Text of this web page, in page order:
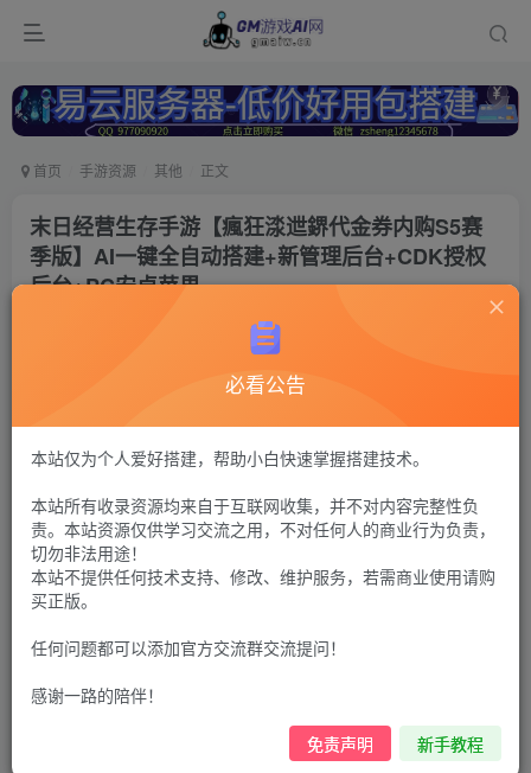
首页 手游资源 其他 正文
末日经营生存手游【瘋狂渁迣鎅代金券内购S5赛
季版】AI一键全自动搭建+新管理后台+CDK授权
后台+PC安卓苹果
疯狂水世界
下IP）【注：建议用腾讯云或者易云搭建，其他服务器的导致问题
自行解决，搭建出来后进不去游戏联系Q群---736021860---GM游戏
AI网---管理员《易云服务器-https://123.yxjs.ltd/cart》。】
30 限时特惠
个人会员G币9.9
购买前请先看完新手教程,未认真看完一切问题自行解决
付费资源
必看公告
本站仅为个人爱好搭建，帮助小白快速掌握搭建技术。
本站所有收录资源均来自于互联网收集，并不对内容完整性负
责。本站资源仅供学习交流之用，不对任何人的商业行为负责，
切勿非法用途！
本站不提供任何技术支持、修改、维护服务，若需商业使用请购
买正版。
任何问题都可以添加官方交流群交流提问！
感谢一路的陪伴！
免责声明 新手教程